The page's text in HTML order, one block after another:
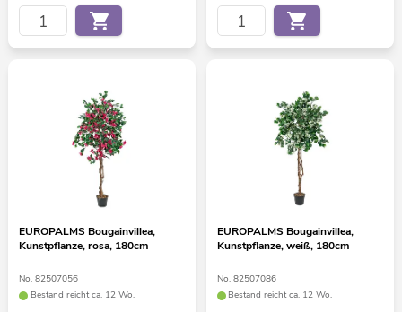
EUROPALMS Bougainvillea,
Kunstpflanze, rosa, 180cm
No. 82507056
Bestand reicht ca. 12 Wo.
EUROPALMS Bougainvillea,
Kunstpflanze, weiß, 180cm
No. 82507086
Bestand reicht ca. 12 Wo.